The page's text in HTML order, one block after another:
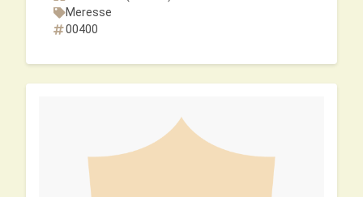
Meresse
00400